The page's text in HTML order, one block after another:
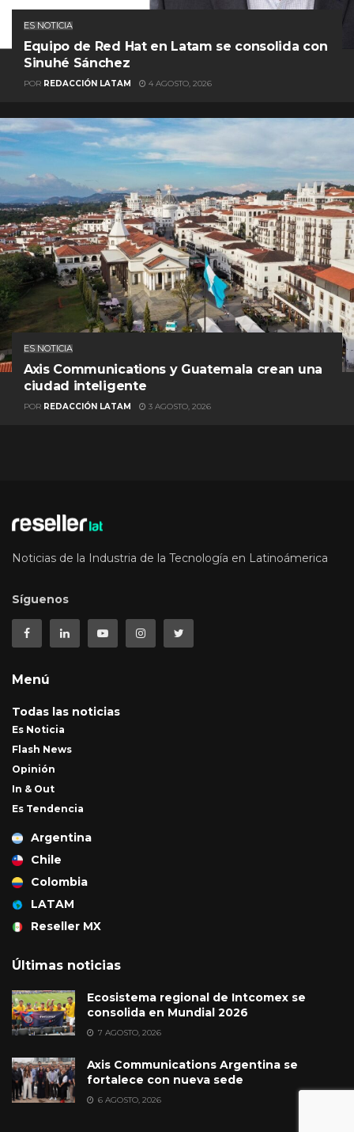
ES NOTICIA
Equipo de Red Hat en Latam se consolida con
Sinuhé Sánchez
POR REDACCIÓN LATAM 4 AGOSTO, 2026
ES NOTICIA
Axis Communications y Guatemala crean una
ciudad inteligente
POR REDACCIÓN LATAM 3 AGOSTO, 2026
Noticias de la Industria de la Tecnología en Latinoámerica
Síguenos
Menú
Todas las noticias
Es Noticia
Flash News
Opinión
In & Out
Es Tendencia
Argentina
Chile
Colombia
LATAM
Reseller MX
Últimas noticias
Ecosistema regional de Intcomex se
consolida en Mundial 2026
7 AGOSTO, 2026
Axis Communications Argentina se
fortalece con nueva sede
6 AGOSTO, 2026